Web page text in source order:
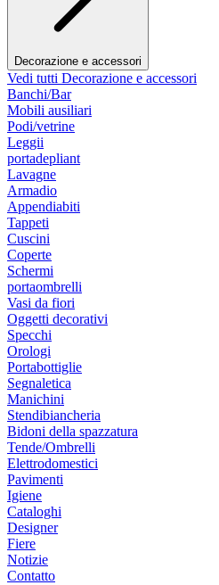
Decorazione e accessori
Vedi tutti Decorazione e accessori
Banchi/Bar
Mobili ausiliari
Podi/vetrine
Leggii
portadepliant
Lavagne
Armadio
Appendiabiti
Tappeti
Cuscini
Coperte
Schermi
portaombrelli
Vasi da fiori
Oggetti decorativi
Specchi
Orologi
Portabottiglie
Segnaletica
Manichini
Stendibiancheria
Bidoni della spazzatura
Tende/Ombrelli
Elettrodomestici
Pavimenti
Igiene
Cataloghi
Designer
Fiere
Notizie
Contatto